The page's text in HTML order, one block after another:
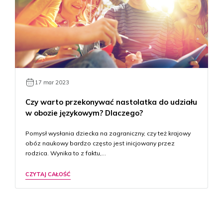
17 mar 2023
Czy warto przekonywać nastolatka do udziału
w obozie językowym? Dlaczego?
Pomysł wysłania dziecka na zagraniczny, czy też krajowy
obóz naukowy bardzo często jest inicjowany przez
rodzica. Wynika to z faktu,…
CZYTAJ CAŁOŚĆ